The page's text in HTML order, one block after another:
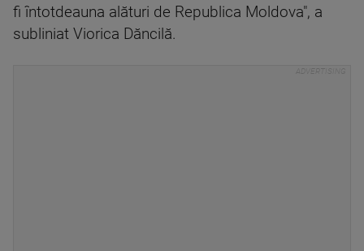
fi întotdeauna alături de Republica Moldova", a
subliniat Viorica Dăncilă.